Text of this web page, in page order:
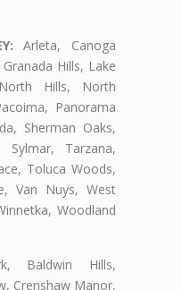
Arleta, Canoga
Hills, Lake
Hills, North
Panorama
Sherman Oaks,
Tarzana,
Toluca Woods,
Van Nuys, West
Woodland
Baldwin Hills,
Crenshaw Manor,